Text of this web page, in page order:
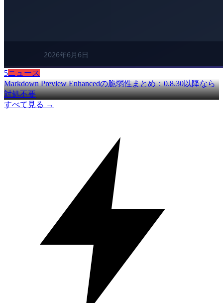
5ニュース
Markdown Preview Enhancedの脆弱性まとめ：0.8.30以降なら
対処不要
すべて見る →